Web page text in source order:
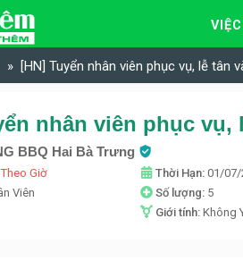
[HN] Tuyển nhân viên phục vụ, lễ tân
BBQ Hai Bà Trưng
Theo Giờ Thời Hạn: 01/07/
Viên Số lượng: 5
Giới tính: Không